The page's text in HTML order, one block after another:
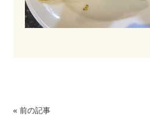
« 前の記事